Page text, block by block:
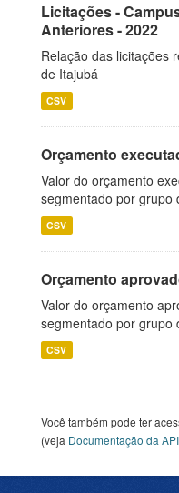
Licitações -
Anteriores - 2022
Relação das licitações
de Itajubá
CSV
Orçamento
Valor do orçamento
segmentado por grupo
CSV
Orçamento
Valor do orçamento
segmentado por grupo
CSV
Você também pode ter
(veja Documentação da API